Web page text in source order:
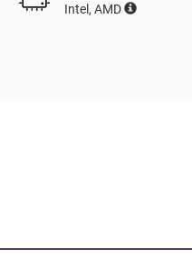
Intel, AMD